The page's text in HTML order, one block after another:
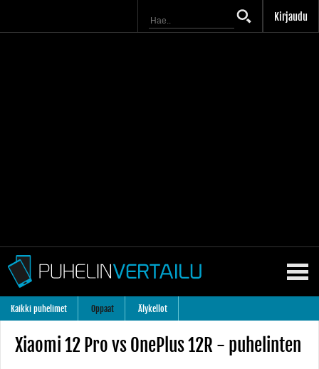
Kirjaudu
Kaikki puhelimet Oppaat Älykellot
Xiaomi 12 Pro vs OnePlus 12R - puhelinten